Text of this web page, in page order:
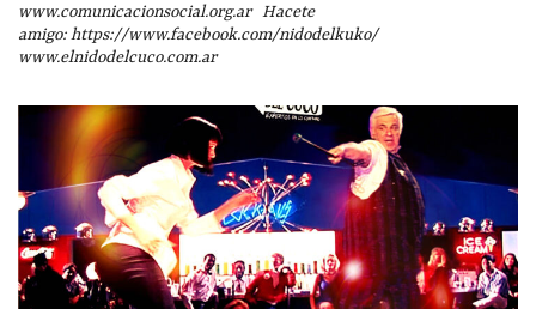
www.comunicacionsocial.org.ar Hacete
amigo: https://www.facebook.com/nidodelkuko/
www.elnidodelcuco.com.ar